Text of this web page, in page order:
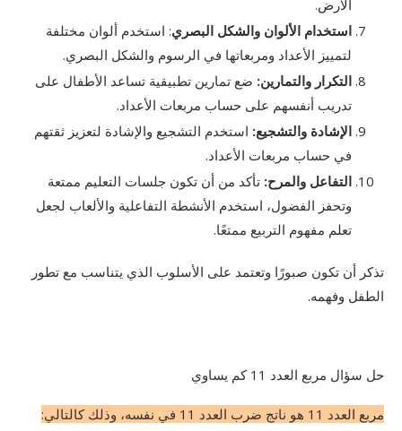
الأرض.
استخدام الألوان والشكل البصري: استخدم ألوان مختلفة
لتمييز الأعداد ومربعاتها في الرسوم والشكل البصري.
التكرار والتمارين: ضع تمارين تطبيقية تساعد الأطفال على
تدريب أنفسهم على حساب مربعات الأعداد.
الإشادة والتشجيع: استخدم التشجيع والإشادة لتعزيز ثقتهم
في حساب مربعات الأعداد.
التفاعل والمرح: تأكد من أن تكون جلسات التعليم ممتعة
وتحفز الفضول، استخدم الأنشطة التفاعلية والألعاب لجعل
تعلم مفهوم التربيع ممتعًا.
تذكر أن تكون صبورًا وتعتمد على الأسلوب الذي يتناسب مع تطور
الطفل وفهمه.
حل سؤال مربع العدد 11 كم يساوي
مربع العدد 11 هو ناتج ضرب العدد 11 في نفسه، وذلك كالتالي: